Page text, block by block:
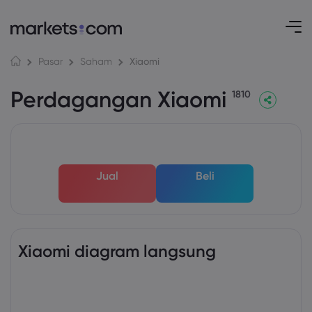
Pasar Saham Xiaomi
Perdagangan Xiaomi 1810
Jual Beli
Xiaomi diagram langsung